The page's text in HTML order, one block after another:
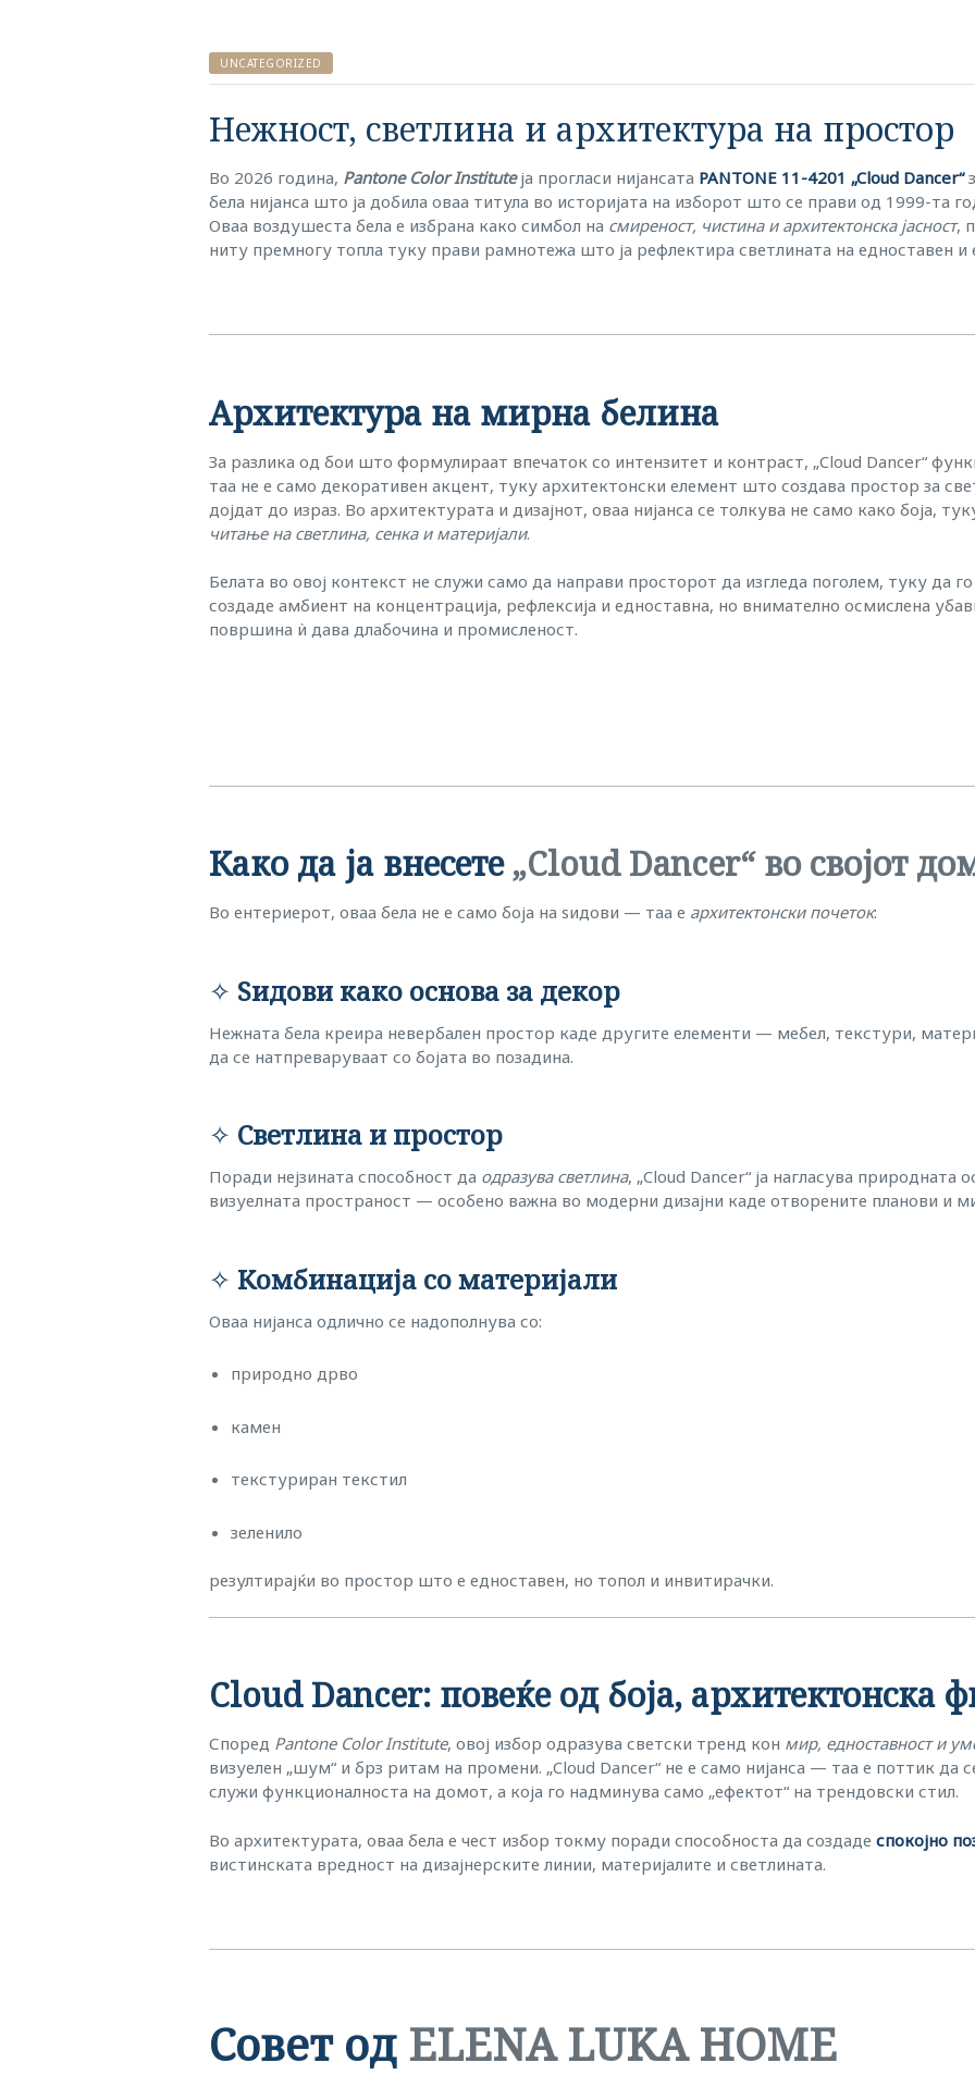
UNCATEGORIZED
Нежност, светлина и архитектура на простор
Во 2026 година, Pantone Color Instituteја прогласи нијансата PANTONE 11-4201 „Cloud Dancer“
бела нијанса што ја добила оваа титула во историјата на изборот што се прави од 1999-та
Оваа воздушеста бела е избрана како симбол на смиреност, чистина и архитектонска јасност,
ниту премногу топла туку прави рамнотежа што ја рефлектира светлината на едноставен и
Архитектура на мирна белина
За разлика од бои што формулираат впечаток со интензитет и контраст, „Cloud Dancer“
таа не е само декоративен акцент, туку архитектонски елемент што создава простор за
дојдат до израз. Во архитектурата и дизајнот, оваа нијанса се толкува не само како боја,
читање на светлина, сенка и материјали.
Белата во овој контекст не служи само да направи просторот да изгледа поголем, туку да го
создаде амбиент на концентрација, рефлексија и едноставна, но внимателно осмислена
површина ѝ дава длабочина и промисленост.
Како да ја внесете„Cloud Dancer“ во својот
Во ентериерот, оваа бела не е само боја на ѕидови — таа е архитектонски почеток:
✧ Ѕидови како основа за декор
Нежната бела креира невербален простор каде другите елементи — мебел, текстури,
да се натпреваруваат со бојата во позадина.
✧ Светлина и простор
Поради нејзината способност да одразува светлина, „Cloud Dancer“ ја нагласува природната
визуелната пространост — особено важна во модерни дизајни каде отворените планови и
✧ Комбинација со материјали
Оваа нијанса одлично се надополнува со:
природно дрво
камен
текстуриран текстил
зеленило
резултирајќи во простор што е едноставен, но топол и инвитирачки.
Cloud Dancer: повеќе од боја, архитектонска
Според Pantone Color Institute, овој избор одразува светски тренд кон мир, едноставност и
визуелен „шум“ и брз ритам на промени. „Cloud Dancer“ не е само нијанса — таа е поттик да
служи функционалноста на домот, а која го надминува само „ефектот“ на трендовски стил.
Во архитектурата, оваа бела е чест избор токму поради способноста да создаде спокојно
вистинската вредност на дизајнерските линии, материјалите и светлината.
Совет од ELENA LUKA HOME